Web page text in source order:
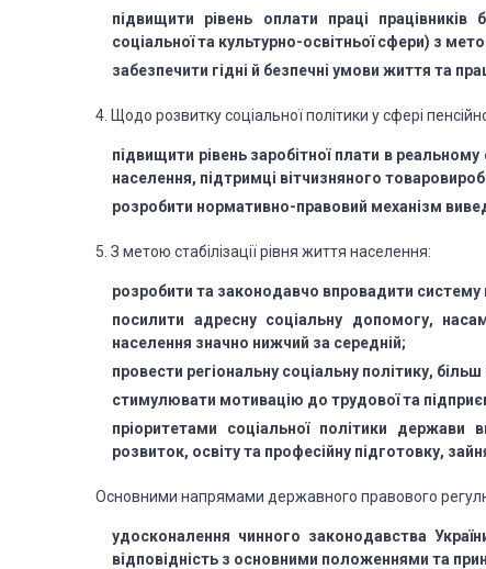
підвищити рівень оплати праці
соціальної та культурно-освітньої сфери) з
забезпечити гідні й безпечні умови життя та
4. Щодо розвитку соціальної політики у сфері
підвищити рівень заробітної плати в
населення, підтримці вітчизняного
розробити нормативно-правовий механізм
5. З метою стабілізації рівня життя населення:
розробити та законодавчо впровадити систему
посилити адресну соціальну допомогу,
населення значно нижчий за середній;
провести регіональну соціальну політику,
стимулювати мотивацію до трудової та
пріоритетами соціальної політики держави
розвиток, освіту та професійну підготовку,
Основними напрямами державного правового
удосконалення чинного законодавства
відповідність з основними положеннями та